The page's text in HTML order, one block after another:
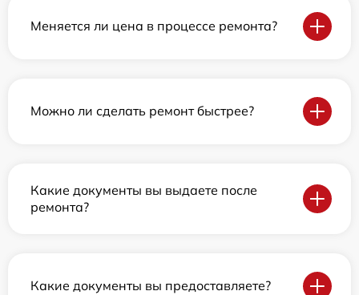
Меняется ли цена в процессе ремонта?
Можно ли сделать ремонт быстрее?
Какие документы вы выдаете после
ремонта?
Какие документы вы предоставляете?